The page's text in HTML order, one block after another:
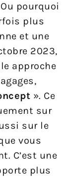
pourquoi
plus
et une
2023,
approche
». Ce
sur
sur le
vous
C’est une
plus